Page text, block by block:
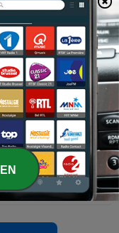
en vinden
& 50 jaar
en Rwanda